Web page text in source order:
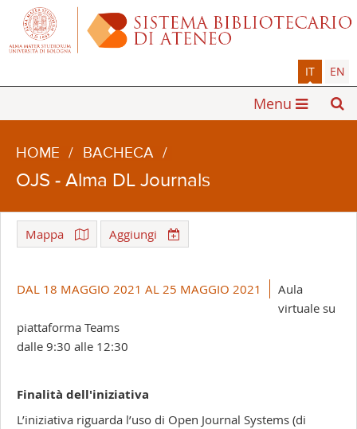
IT EN
Menu
HOME / BACHECA /
OJS - Alma DL Journals
Mappa Aggiungi
-
DAL 18 MAGGIO 2021 AL 25 MAGGIO 2021
Aula
virtuale su
piattaforma Teams
dalle 9:30 alle 12:30
Finalità dell'iniziativa
L’iniziativa riguarda l’uso di Open Journal Systems (di